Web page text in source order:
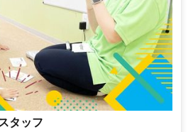
タッフ